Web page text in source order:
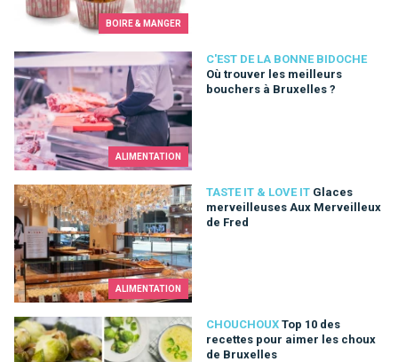
BOIRE & MANGER
ALIMENTATION
C'EST DE LA BONNE BIDOCHE
Où trouver les meilleurs
bouchers à Bruxelles ?
Où trouver les meilleurs bouchers à Bruxelles ?
ALIMENTATION
TASTE IT & LOVE IT Glaces
merveilleuses Aux Merveilleux
de Fred
Glaces merveilleuses Aux Merveilleux de Fred
CHOUCHOUX Top 10 des
recettes pour aimer les choux
de Bruxelles
Top 10 des recettes pour aimer les choux de Bruxelles